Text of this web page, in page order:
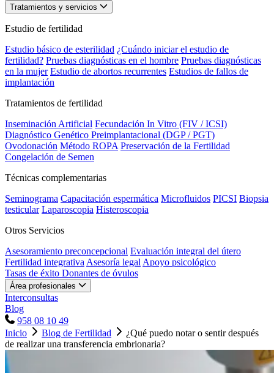
Tratamientos y servicios
Estudio de fertilidad
Estudio básico de esterilidad ¿Cuándo iniciar el estudio de
fertilidad? Pruebas diagnósticas en el hombre Pruebas diagnósticas
en la mujer Estudio de abortos recurrentes Estudios de fallos de
implantación
Tratamientos de fertilidad
Inseminación Artificial Fecundación In Vitro (FIV / ICSI)
Diagnóstico Genético Preimplantacional (DGP / PGT)
Ovodonación Método ROPA Preservación de la Fertilidad
Congelación de Semen
Técnicas complementarias
Seminograma Capacitación espermática Microfluidos PICSI Biopsia
testicular Laparoscopia Histeroscopia
Otros Servicios
Asesoramiento preconcepcional Evaluación integral del útero
Fertilidad integrativa Asesoría legal Apoyo psicológico
Tasas de éxito Donantes de óvulos
Área profesionales
Interconsultas
Blog
958 08 10 49
Inicio
Blog de Fertilidad
¿Qué puedo notar o sentir después
de realizar una transferencia embrionaria?